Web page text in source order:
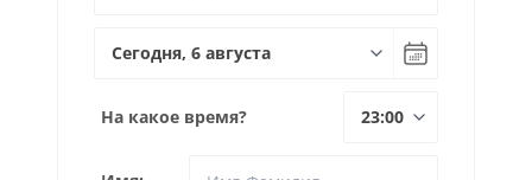
На какое время?